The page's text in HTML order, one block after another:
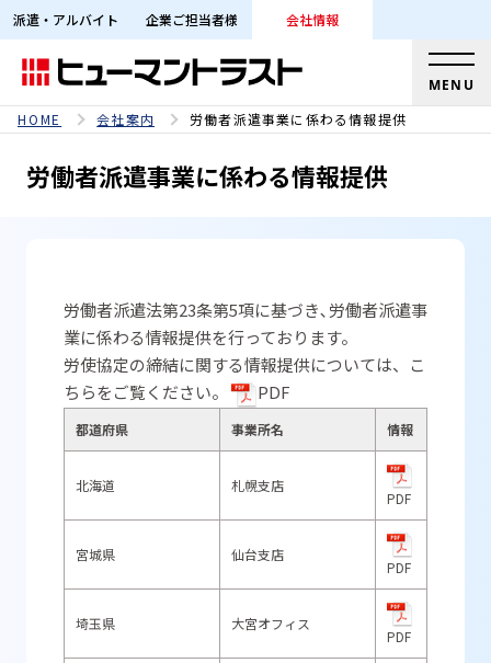
派遣・アルバイト 企業ご担当者様 会社情報
MENU
HOME
会社案内 労働者派遣事業に係わる情報提供
労働者派遣事業に係わる情報提供
労働者派遣法第23条第5項に基づき､労働者派遣事
業に係わる情報提供を行っております。
労使協定の締結に関する情報提供については、こ
ちらをご覧ください。
PDF
都道府県 事業所名 情報
北海道 札幌支店
PDF
宮城県 仙台支店
PDF
埼玉県 大宮オフィス
PDF